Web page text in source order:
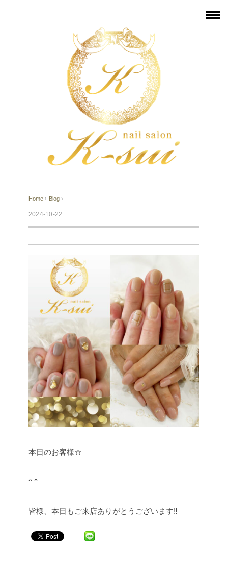
Home › Blog ›
2024-10-22
本日のお客様☆
^ ^
皆様、本日もご来店ありがとうございます‼︎